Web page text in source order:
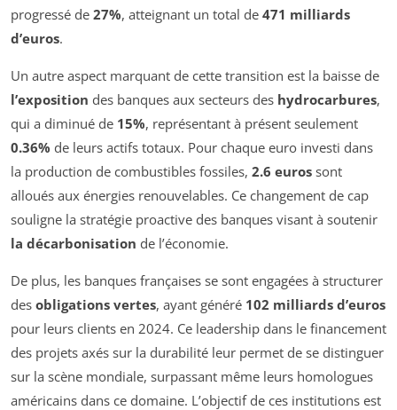
progressé de 27%, atteignant un total de 471 milliards
d’euros.
Un autre aspect marquant de cette transition est la baisse de
l’exposition des banques aux secteurs des hydrocarbures,
qui a diminué de 15%, représentant à présent seulement
0.36% de leurs actifs totaux. Pour chaque euro investi dans
la production de combustibles fossiles, 2.6 euros sont
alloués aux énergies renouvelables. Ce changement de cap
souligne la stratégie proactive des banques visant à soutenir
la décarbonisation de l’économie.
De plus, les banques françaises se sont engagées à structurer
des obligations vertes, ayant généré 102 milliards d’euros
pour leurs clients en 2024. Ce leadership dans le financement
des projets axés sur la durabilité leur permet de se distinguer
sur la scène mondiale, surpassant même leurs homologues
américains dans ce domaine. L’objectif de ces institutions est